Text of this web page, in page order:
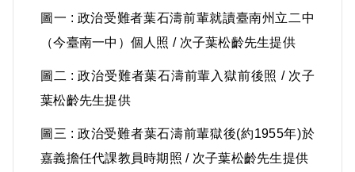
中學長黃添才；時葉石濤因勤學漢文，而
與嫻熟漢文的黃交往，並向其購買《文
合政府》、《新民主主義》等左翼書刊；
又透過其介紹，認識新豐中學校長陳福星
（化名林先生）。當時葉已發表過多篇小
說，二二八之初，陳囑其號召文藝青年響
圖一 : 政治受難者葉石濤前輩就讀臺南州立二中
（今臺南一中）個人照 / 次子葉松齡先生提供
圖二 : 政治受難者葉石濤前輩入獄前後照 / 次子
葉松齡先生提供
圖三 : 政治受難者葉石濤前輩獄後(約1955年)於
嘉義擔任代課教員時期照 / 次子葉松齡先生提供